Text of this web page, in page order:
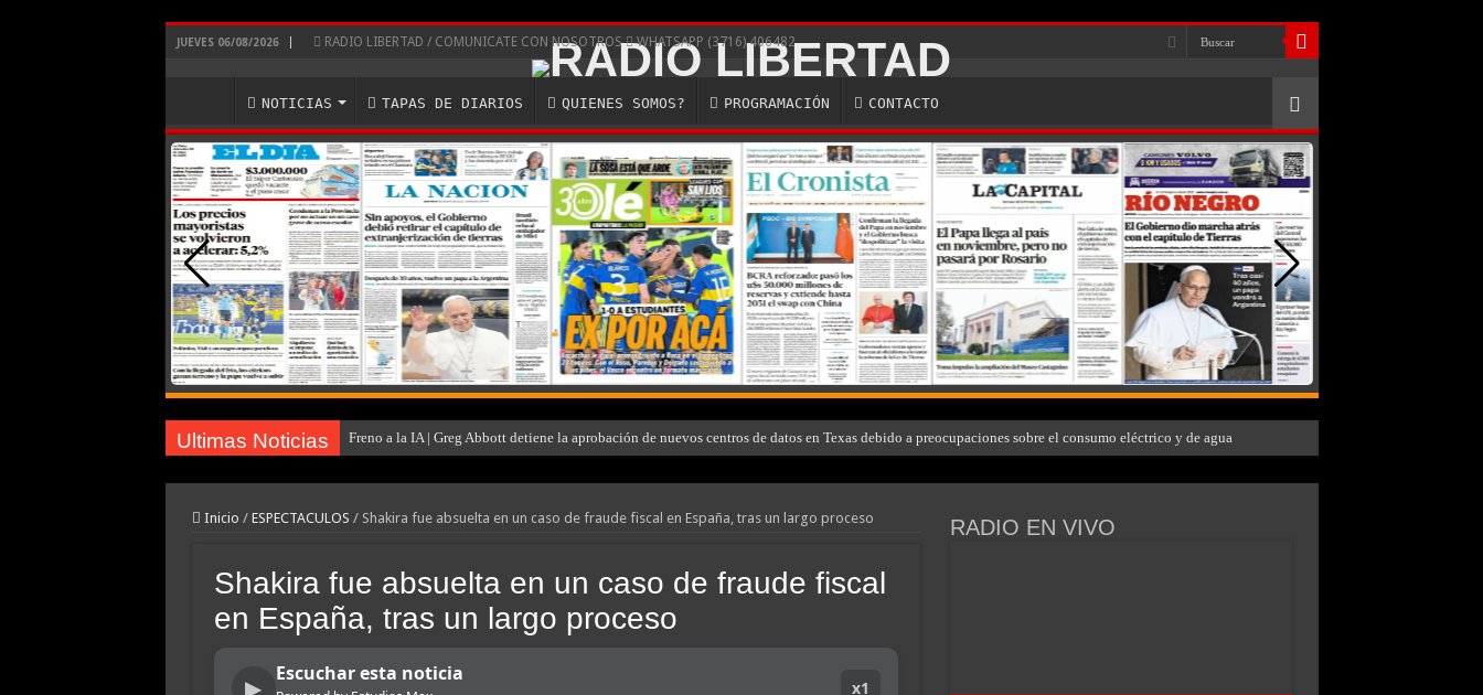
JUEVES 06/08/2026 RADIO LIBERTAD / COMUNICATE CON NOSOTROS WHATSAPP (3716) 406482
NOTICIAS TAPAS DE DIARIOS QUIENES SOMOS? PROGRAMACIÓN CONTACTO
Ultimas Noticias Freno a la IA | Greg Abbott detiene la aprobación de nuevos centros de datos en Texas debido a preocupaciones sobre el consumo eléctrico y de agua
Inicio / ESPECTACULOS / Shakira fue absuelta en un caso de fraude fiscal en España, tras un largo proceso
Shakira fue absuelta en un caso de fraude fiscal
en España, tras un largo proceso
▶
Escuchar esta noticia
x1
RADIO EN VIVO